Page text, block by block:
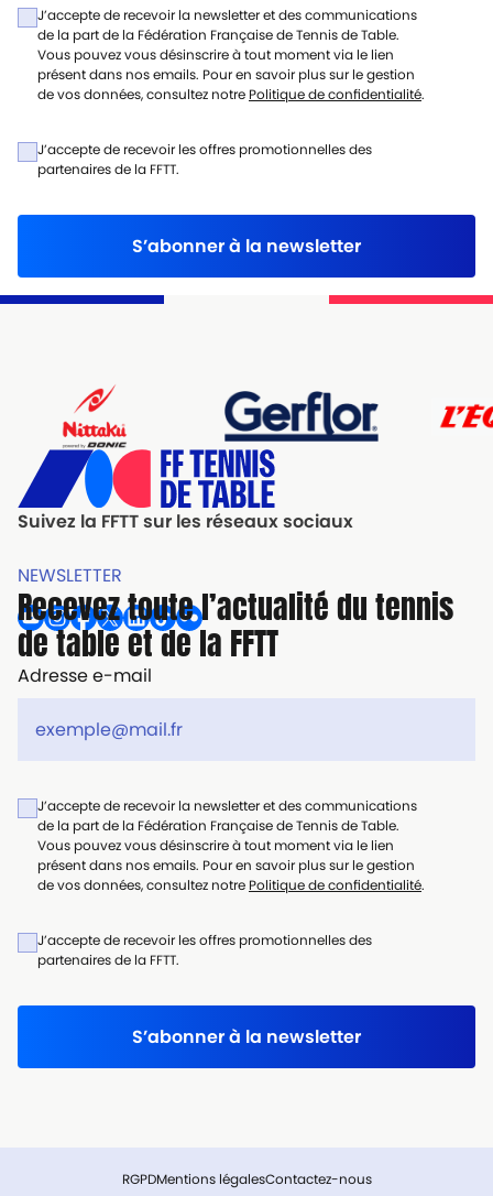
J’accepte de recevoir la newsletter et des communications
de la part de la Fédération Française de Tennis de Table.
Vous pouvez vous désinscrire à tout moment via le lien
présent dans nos emails. Pour en savoir plus sur le gestion
de vos données, consultez notre Politique de confidentialité.
J’accepte de recevoir les offres promotionnelles des
partenaires de la FFTT.
S’abonner à la newsletter
Suivez la FFTT sur les réseaux sociaux
NEWSLETTER
Recevez toute l’actualité du tennis
de table et de la FFTT
Adresse e-mail
J’accepte de recevoir la newsletter et des communications
de la part de la Fédération Française de Tennis de Table.
Vous pouvez vous désinscrire à tout moment via le lien
présent dans nos emails. Pour en savoir plus sur le gestion
de vos données, consultez notre Politique de confidentialité.
J’accepte de recevoir les offres promotionnelles des
partenaires de la FFTT.
S’abonner à la newsletter
RGPDMentions légalesContactez-nous